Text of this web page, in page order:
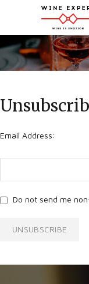
Email Address:
Do not send me